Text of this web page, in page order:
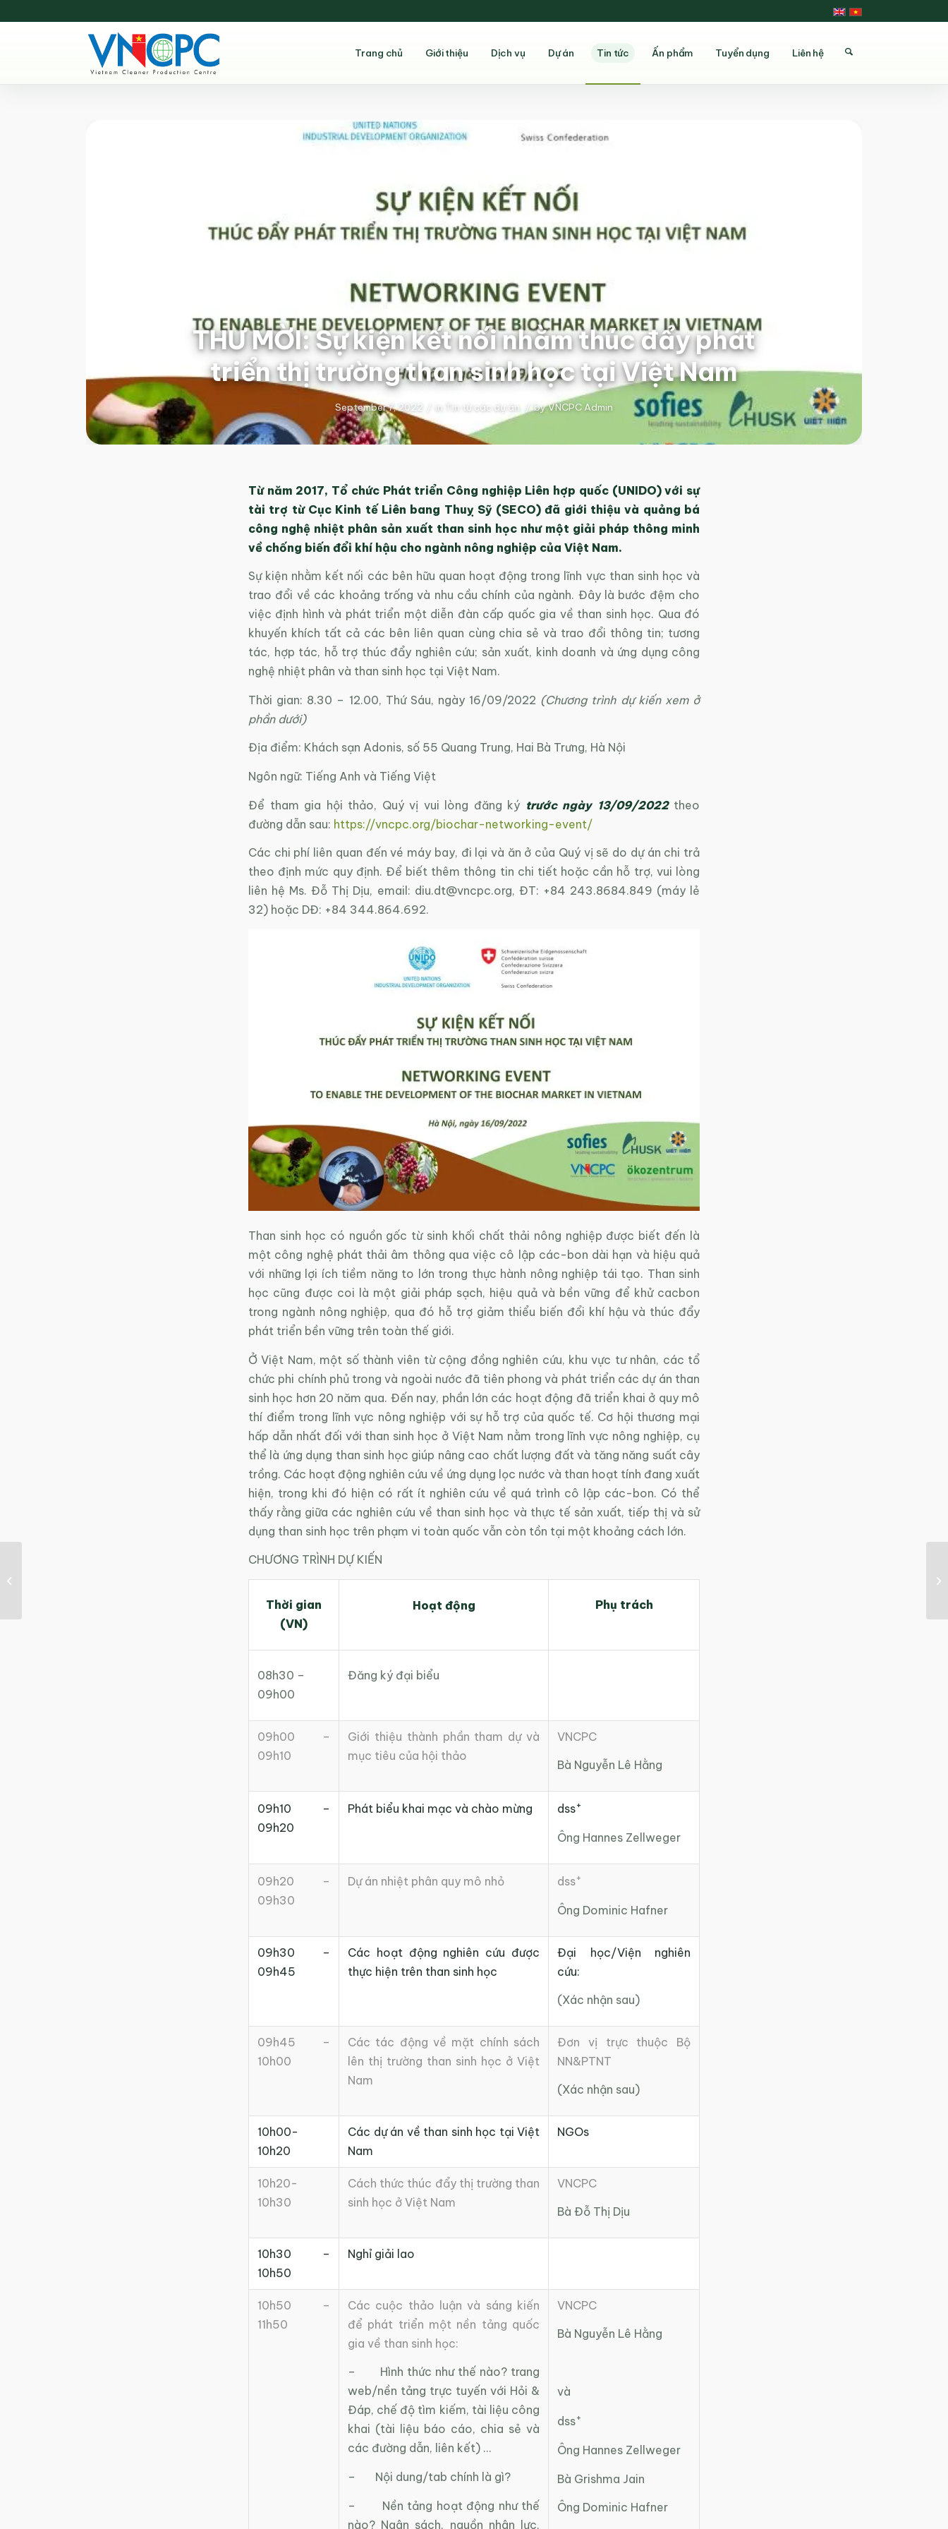
Trang chủ Giới thiệu Dịch vụ Dự án Tin tức Ấn phẩm Tuyển dụng Liên hệ
THƯ MỜI: Sự kiện kết nối nhằm thúc đẩy phát
triển thị trường than sinh học tại Việt Nam
September 7, 2022 in Tin từ các dự án / byVNCPC Admin
Từ năm 2017, Tổ chức Phát triển Công nghiệp Liên hợp quốc (UNIDO) với sự
tài trợ từ Cục Kinh tế Liên bang Thuỵ Sỹ (SECO) đã giới thiệu và quảng bá
công nghệ nhiệt phân sản xuất than sinh học như một giải pháp thông minh
về chống biến đổi khí hậu cho ngành nông nghiệp của Việt Nam.
Sự kiện nhằm kết nối các bên hữu quan hoạt động trong lĩnh vực than sinh học và
trao đổi về các khoảng trống và nhu cầu chính của ngành. Đây là bước đệm cho
việc định hình và phát triển một diễn đàn cấp quốc gia về than sinh học. Qua đó
khuyến khích tất cả các bên liên quan cùng chia sẻ và trao đổi thông tin; tương
tác, hợp tác, hỗ trợ thúc đẩy nghiên cứu; sản xuất, kinh doanh và ứng dụng công
nghệ nhiệt phân và than sinh học tại Việt Nam.
Thời gian: 8.30 – 12.00, Thứ Sáu, ngày 16/09/2022 (Chương trình dự kiến xem ở
phần dưới)
Địa điểm: Khách sạn Adonis, số 55 Quang Trung, Hai Bà Trưng, Hà Nội
Ngôn ngữ: Tiếng Anh và Tiếng Việt
Để tham gia hội thảo, Quý vị vui lòng đăng ký trước ngày 13/09/2022 theo
đường dẫn sau: https://vncpc.org/biochar-networking-event/
Các chi phí liên quan đến vé máy bay, đi lại và ăn ở của Quý vị sẽ do dự án chi trả
theo định mức quy định. Để biết thêm thông tin chi tiết hoặc cần hỗ trợ, vui lòng
liên hệ Ms. Đỗ Thị Dịu, email: diu.dt@vncpc.org, ĐT: +84 243.8684.849 (máy lẻ
32) hoặc DĐ: +84 344.864.692.
Than sinh học có nguồn gốc từ sinh khối chất thải nông nghiệp được biết đến là
một công nghệ phát thải âm thông qua việc cô lập các-bon dài hạn và hiệu quả
với những lợi ích tiềm năng to lớn trong thực hành nông nghiệp tái tạo. Than sinh
học cũng được coi là một giải pháp sạch, hiệu quả và bền vững để khử cacbon
trong ngành nông nghiệp, qua đó hỗ trợ giảm thiểu biến đổi khí hậu và thúc đẩy
phát triển bền vững trên toàn thế giới.
Ở Việt Nam, một số thành viên từ cộng đồng nghiên cứu, khu vực tư nhân, các tổ
chức phi chính phủ trong và ngoài nước đã tiên phong và phát triển các dự án than
sinh học hơn 20 năm qua. Đến nay, phần lớn các hoạt động đã triển khai ở quy mô
thí điểm trong lĩnh vực nông nghiệp với sự hỗ trợ của quốc tế. Cơ hội thương mại
hấp dẫn nhất đối với than sinh học ở Việt Nam nằm trong lĩnh vực nông nghiệp, cụ
thể là ứng dụng than sinh học giúp nâng cao chất lượng đất và tăng năng suất cây
trồng. Các hoạt động nghiên cứu về ứng dụng lọc nước và than hoạt tính đang xuất
hiện, trong khi đó hiện có rất ít nghiên cứu về quá trình cô lập các-bon. Có thể
thấy rằng giữa các nghiên cứu về than sinh học và thực tế sản xuất, tiếp thị và sử
dụng than sinh học trên phạm vi toàn quốc vẫn còn tồn tại một khoảng cách lớn.
CHƯƠNG TRÌNH DỰ KIẾN
Thời gian
(VN)
Hoạt động Phụ trách
08h30 –
09h00
Đăng ký đại biểu
09h00 –
09h10
Giới thiệu thành phần tham dự và
mục tiêu của hội thảo
VNCPC
Bà Nguyễn Lê Hằng
09h10 –
09h20
Phát biểu khai mạc và chào mừng dss+
Ông Hannes Zellweger
09h20 –
09h30
Dự án nhiệt phân quy mô nhỏ dss+
Ông Dominic Hafner
09h30 –
09h45
Các hoạt động nghiên cứu được
thực hiện trên than sinh học
Đại học/Viện nghiên
cứu:
(Xác nhận sau)
09h45 –
10h00
Các tác động về mặt chính sách
lên thị trường than sinh học ở Việt
Nam
Đơn vị trực thuộc Bộ
NN&PTNT
(Xác nhận sau)
10h00-
10h20
Các dự án về than sinh học tại Việt
Nam
NGOs
10h20-
10h30
Cách thức thúc đẩy thị trường than
sinh học ở Việt Nam
VNCPC
Bà Đỗ Thị Dịu
10h30 –
10h50
Nghỉ giải lao
10h50 –
11h50
Các cuộc thảo luận và sáng kiến
để phát triển một nền tảng quốc
gia về than sinh học:
– Hình thức như thế nào? trang
web/nền tảng trực tuyến với Hỏi &
Đáp, chế độ tìm kiếm, tài liệu công
khai (tài liệu báo cáo, chia sẻ và
các đường dẫn, liên kết) …
– Nội dung/tab chính là gì?
– Nền tảng hoạt động như thế
nào? Ngân sách, nguồn nhân lực,
VNCPC
Bà Nguyễn Lê Hằng
và
dss+
Ông Hannes Zellweger
Bà Grishma Jain
Ông Dominic Hafner